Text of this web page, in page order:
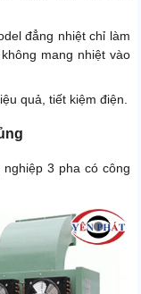
đẳng nhiệt chỉ làm
mang nhiệt vào
quả, tiết kiệm điện.
3 pha có công